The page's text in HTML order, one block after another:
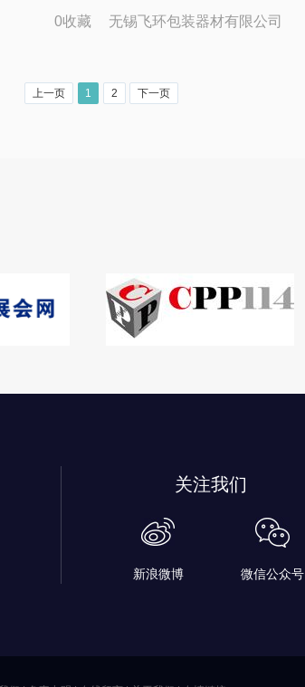
0收藏 无锡飞环包装器材有限公司
上一页 1 2 下一页
关注我们
新浪微博 微信公众号